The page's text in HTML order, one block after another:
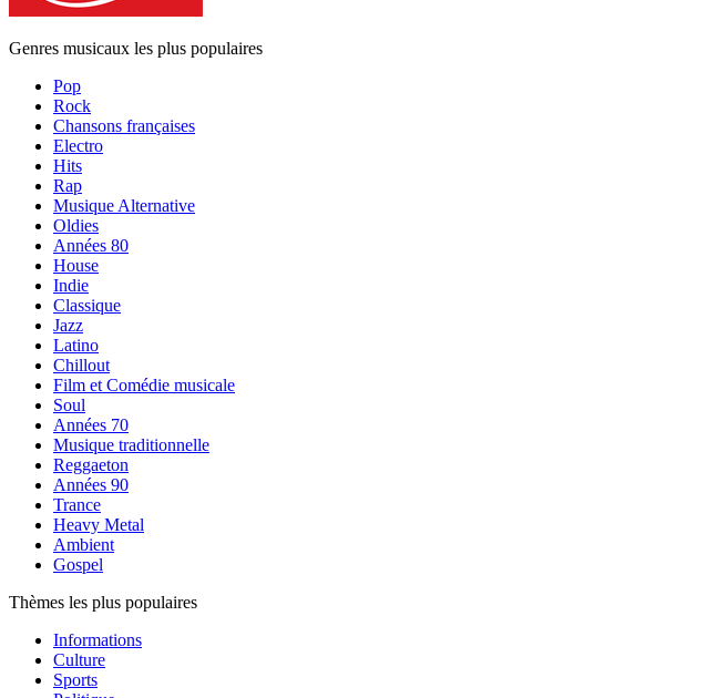
Genres musicaux les plus populaires
Pop
Rock
Chansons françaises
Electro
Hits
Rap
Musique Alternative
Oldies
Années 80
House
Indie
Classique
Jazz
Latino
Chillout
Film et Comédie musicale
Soul
Années 70
Musique traditionnelle
Reggaeton
Années 90
Trance
Heavy Metal
Ambient
Gospel
Thèmes les plus populaires
Informations
Culture
Sports